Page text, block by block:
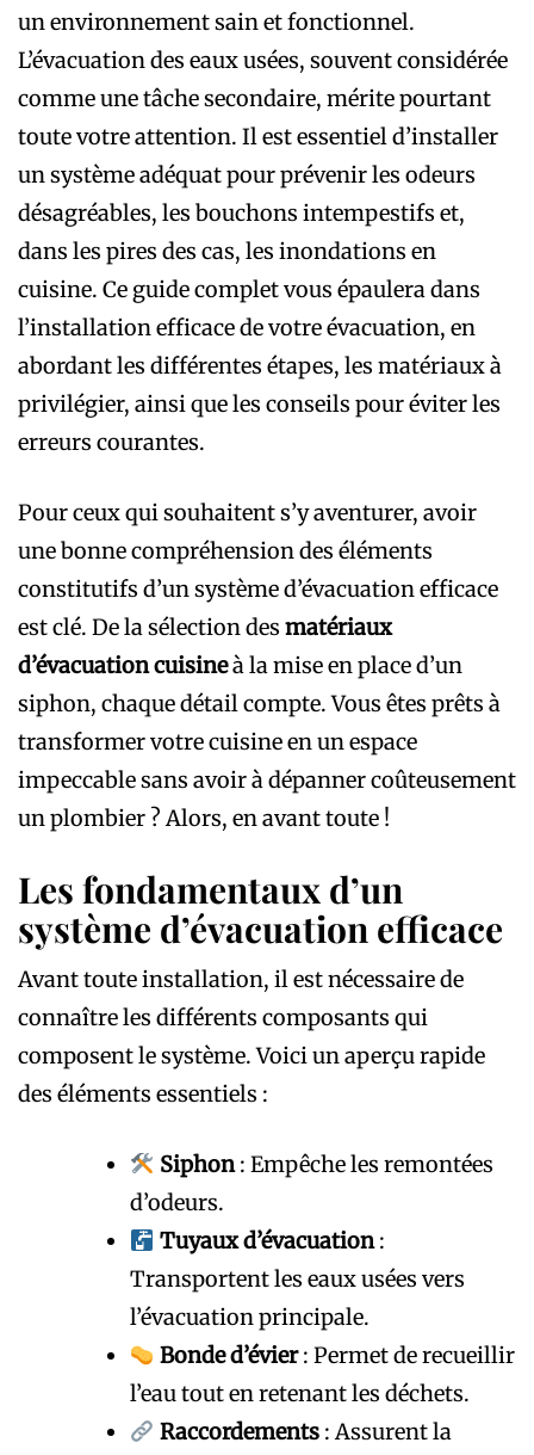
un environnement sain et fonctionnel.
L’évacuation des eaux usées, souvent considérée
comme une tâche secondaire, mérite pourtant
toute votre attention. Il est essentiel d’installer
un système adéquat pour prévenir les odeurs
désagréables, les bouchons intempestifs et,
dans les pires des cas, les inondations en
cuisine. Ce guide complet vous épaulera dans
l’installation efficace de votre évacuation, en
abordant les différentes étapes, les matériaux à
privilégier, ainsi que les conseils pour éviter les
erreurs courantes.
Pour ceux qui souhaitent s’y aventurer, avoir
une bonne compréhension des éléments
constitutifs d’un système d’évacuation efficace
est clé. De la sélection des matériaux
d’évacuation cuisineà la mise en place d’un
siphon, chaque détail compte. Vous êtes prêts à
transformer votre cuisine en un espace
impeccable sans avoir à dépanner coûteusement
un plombier ? Alors, en avant toute !
Les fondamentaux d’un
système d’évacuation efficace
Avant toute installation, il est nécessaire de
connaître les différents composants qui
composent le système. Voici un aperçu rapide
des éléments essentiels :
Siphon: Empêche les remontées
d’odeurs.
Tuyaux d’évacuation:
Transportent les eaux usées vers
l’évacuation principale.
Bonde d’évier: Permet de recueillir
l’eau tout en retenant les déchets.
Raccordements: Assurent la